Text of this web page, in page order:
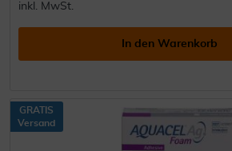
inkl. MwSt.
In den Warenkorb
GRATIS
Versand